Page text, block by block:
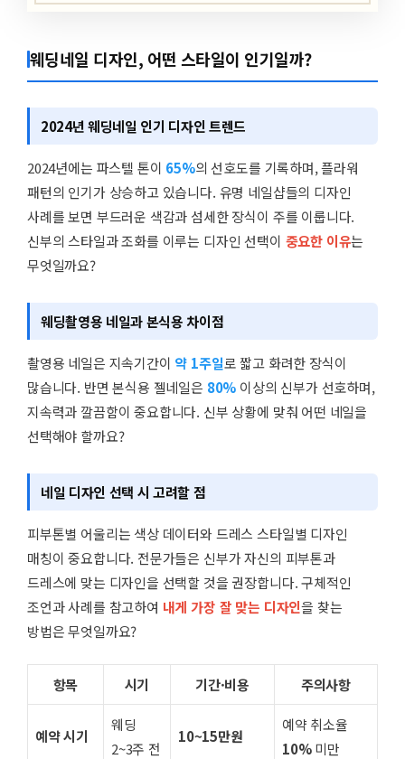
웨딩네일 디자인, 어떤 스타일이 인기일까?
2024년 웨딩네일 인기 디자인 트렌드
2024년에는 파스텔 톤이 65%의 선호도를 기록하며, 플라워
패턴의 인기가 상승하고 있습니다. 유명 네일샵들의 디자인
사례를 보면 부드러운 색감과 섬세한 장식이 주를 이룹니다.
신부의 스타일과 조화를 이루는 디자인 선택이 중요한 이유는
무엇일까요?
웨딩촬영용 네일과 본식용 차이점
촬영용 네일은 지속기간이 약 1주일로 짧고 화려한 장식이
많습니다. 반면 본식용 젤네일은 80% 이상의 신부가 선호하며,
지속력과 깔끔함이 중요합니다. 신부 상황에 맞춰 어떤 네일을
선택해야 할까요?
네일 디자인 선택 시 고려할 점
피부톤별 어울리는 색상 데이터와 드레스 스타일별 디자인
매칭이 중요합니다. 전문가들은 신부가 자신의 피부톤과
드레스에 맞는 디자인을 선택할 것을 권장합니다. 구체적인
조언과 사례를 참고하여 내게 가장 잘 맞는 디자인을 찾는
방법은 무엇일까요?
항목 시기 기간·비용 주의사항
예약 시기
웨딩
2~3주 전
10~15만원
예약 취소율
10%미만